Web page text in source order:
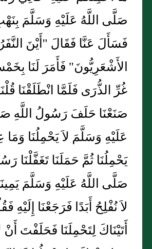
صَلَّى اللَّهُ عَلَيْهِ وَسَلَّمَ
فَسَأَلَ عَنَّا فَقَالَ "أَيْنَ
الأَشْعَرِيُّونَ" فَأَمَرَ لَنَا
غُرِّ الذُّرَى فَلَمَّا انْطَلَقْنَا
صَنَعْنَا حَلَفَ رَسُولُ اللَّهِ
عَلَيْهِ وَسَلَّمَ لاَ يَحْمِلُنَا وَمَا
يَحْمِلُنَا ثُمَّ حَمَلَنَا تَغَفَّلْنَا
صَلَّى اللَّهُ عَلَيْهِ وَسَلَّمَ
لاَ نُفْلِحُ أَبَدًا فَرَجَعْنَا إِلَيْهِ
أَتَيْنَاكَ لِتَحْمِلَنَا فَحَلَفْتَ أَنْ